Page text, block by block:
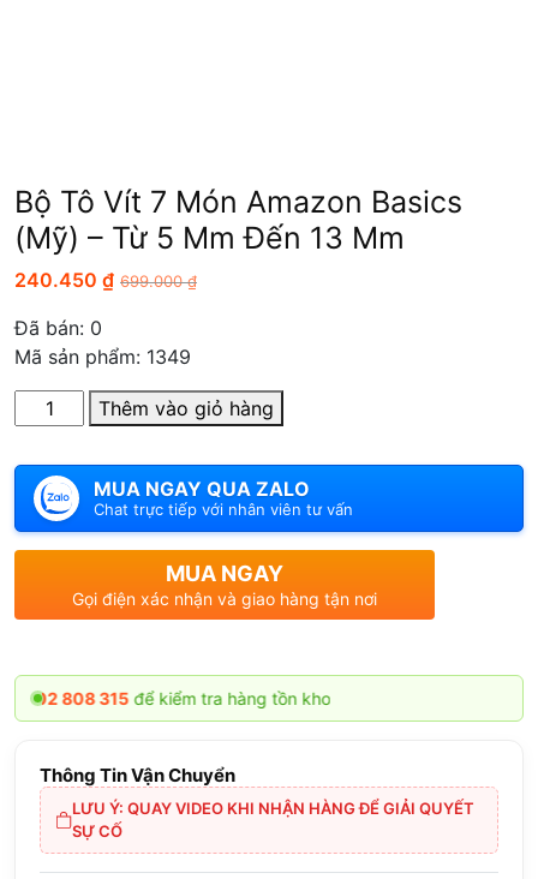
Bộ Tô Vít 7 Món Amazon Basics
(Mỹ) – Từ 5 Mm Đến 13 Mm
240.450 ₫ 699.000₫
Đã bán: 0
Mã sản phẩm: 1349
lượng
Thêm vào giỏ hàng
MUA NGAY QUA ZALO
Chat trực tiếp với nhân viên tư vấn
MUA NGAY
Gọi điện xác nhận và giao hàng tận nơi
315để kiểm tra hàng tồn kho
Thông Tin Vận Chuyển
LƯU Ý: QUAY VIDEO KHI NHẬN HÀNG ĐỂ GIẢI QUYẾT
SỰ CỐ